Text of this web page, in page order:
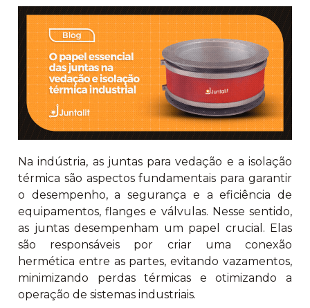
Na indústria, as juntas para vedação e a isolação
térmica são aspectos fundamentais para garantir
o desempenho, a segurança e a eficiência de
equipamentos, flanges e válvulas. Nesse sentido,
as juntas desempenham um papel crucial. Elas
são responsáveis por criar uma conexão
hermética entre as partes, evitando vazamentos,
minimizando perdas térmicas e otimizando a
operação de sistemas industriais.